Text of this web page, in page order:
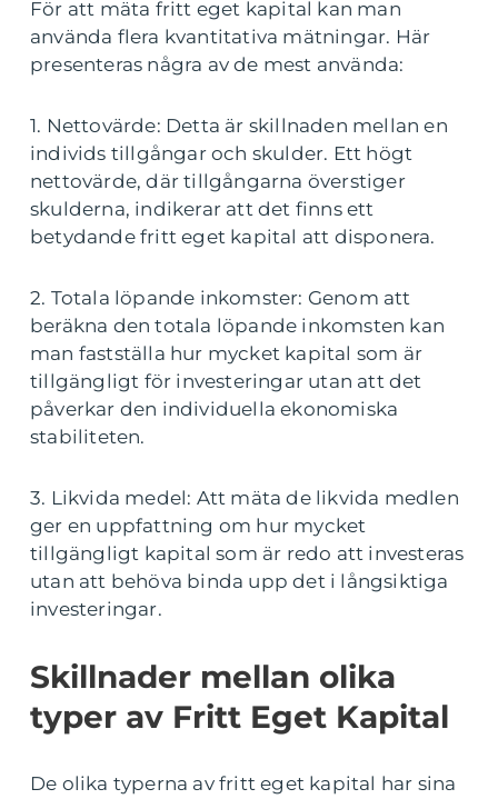
För att mäta fritt eget kapital kan man
använda flera kvantitativa mätningar. Här
presenteras några av de mest använda:
1. Nettovärde: Detta är skillnaden mellan en
individs tillgångar och skulder. Ett högt
nettovärde, där tillgångarna överstiger
skulderna, indikerar att det finns ett
betydande fritt eget kapital att disponera.
2. Totala löpande inkomster: Genom att
beräkna den totala löpande inkomsten kan
man fastställa hur mycket kapital som är
tillgängligt för investeringar utan att det
påverkar den individuella ekonomiska
stabiliteten.
3. Likvida medel: Att mäta de likvida medlen
ger en uppfattning om hur mycket
tillgängligt kapital som är redo att investeras
utan att behöva binda upp det i långsiktiga
investeringar.
Skillnader mellan olika
typer av Fritt Eget Kapital
De olika typerna av fritt eget kapital har sina